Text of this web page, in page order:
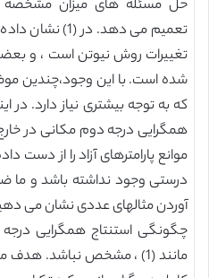
حل مسئله های میزان
تعمیم می دهد.
تغییرات روش نیوتن است ، و بعضی
که به توجه بیشتری نیاز دارد. در
موانع پارامترهای آزاد را از
درستی وجود نداشته باشد و ما
آوردن مثالهای عددی نشان می
چگونگی استنتاج همگرایی
مانند (1) ، مشخص نباشد. هدف